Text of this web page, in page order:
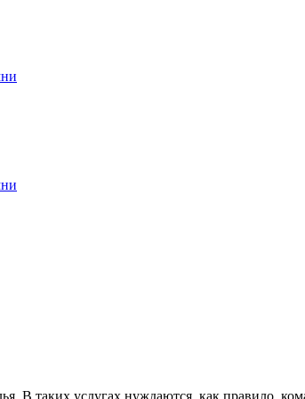
В таких услугах нуждаются, как правило,